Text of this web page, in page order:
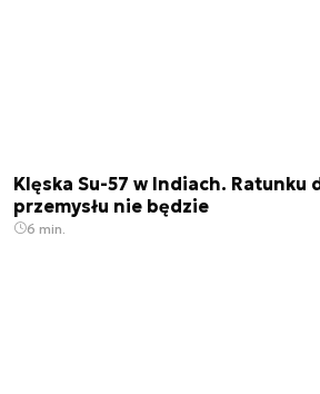
Klęska Su-57 w Indiach. Ratunku
przemysłu nie będzie
6 min.